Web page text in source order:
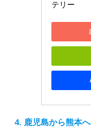
テリー
4. 鹿児島から熊本へ